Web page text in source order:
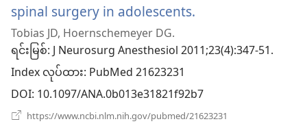
spinal surgery in adolescents.
င့်
နေ
Tobias JD, Hoernschemeyer DG.
ရင်းမြစ်‎: J Neurosurg Anesthesiol 2011;23(4):347-51.
Index လုပ်ထား‎: PubMed 21623231
DOI‎: 10.1097/ANA.0b013e31821f92b7
https://www.ncbi.nlm.nih.gov/pubmed/21623231